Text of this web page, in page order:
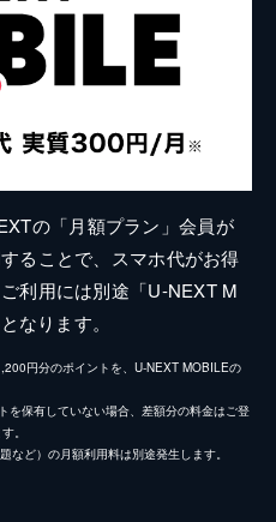
の「月額プラン」会員が
ることで、スマホ代がお得
利用には別途「U-NEXT M
なります。
円分のポイントを、U-NEXT MOBILEの
を保有していない場合、差額分の料金はご登
。
ど）の月額利用料は別途発生します。